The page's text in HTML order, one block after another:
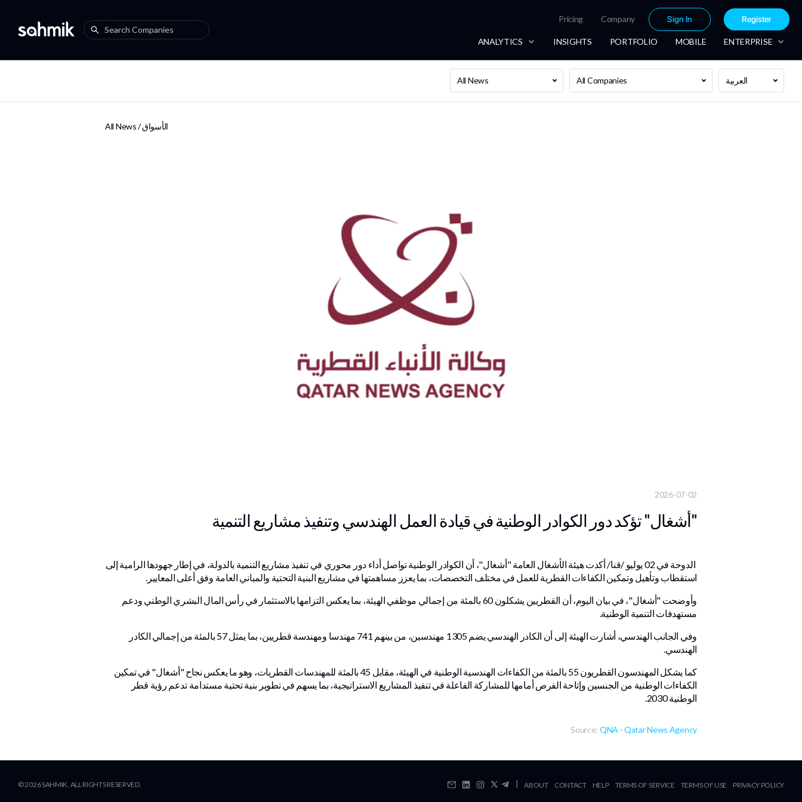
Pricing Company Sign In Register
ANALYTICS INSIGHTS PORTFOLIO MOBILE ENTERPRISE
All News All Companies العربية
All News /الأسواق
2026-07-02
"أشغال" تؤكد دور الكوادر الوطنية في قيادة العمل الهندسي وتنفيذ مشاريع التنمية
الدوحة في 02 يوليو /قنا/ أكدت هيئة الأشغال العامة "أشغال"، أن الكوادر الوطنية تواصل أداء دور محوري في تنفيذ مشاريع التنمية بالدولة، في إطار جهودها الرامية إلى
استقطاب وتأهيل وتمكين الكفاءات القطرية للعمل في مختلف التخصصات، بما يعزز مساهمتها في مشاريع البنية التحتية والمباني العامة وفق أعلى المعايير.
وأوضحت "أشغال"، في بيان اليوم، أن القطريين يشكلون 60 بالمئة من إجمالي موظفي الهيئة، بما يعكس التزامها بالاستثمار في رأس المال البشري الوطني ودعم
مستهدفات التنمية الوطنية.
وفي الجانب الهندسي، أشارت الهيئة إلى أن الكادر الهندسي يضم 1305 مهندسين، من بينهم 741 مهندسا ومهندسة قطريين، بما يمثل 57 بالمئة من إجمالي الكادر
الهندسي.
كما يشكل المهندسون القطريون 55 بالمئة من الكفاءات الهندسية الوطنية في الهيئة، مقابل 45 بالمئة للمهندسات القطريات، وهو ما يعكس نجاح "أشغال" في تمكين
الكفاءات الوطنية من الجنسين وإتاحة الفرص أمامها للمشاركة الفاعلة في تنفيذ المشاريع الاستراتيجية، بما يسهم في تطوير بنية تحتية مستدامة تدعم رؤية قطر
الوطنية 2030.
Source: QNA - Qatar News Agency
©2026SAHMIK. ALL RIGHTS RESERVED. | ABOUT CONTACT HELP TERMS OF SERVICE TERMS OF USE PRIVACY POLICY